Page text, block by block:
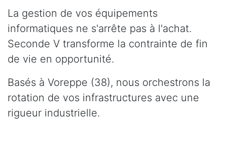
La gestion de vos équipements
informatiques ne s'arrête pas à l'achat.
Seconde V transforme la contrainte de fin
de vie en opportunité.
Basés à Voreppe (38), nous orchestrons la
rotation de vos infrastructures avec une
rigueur industrielle.